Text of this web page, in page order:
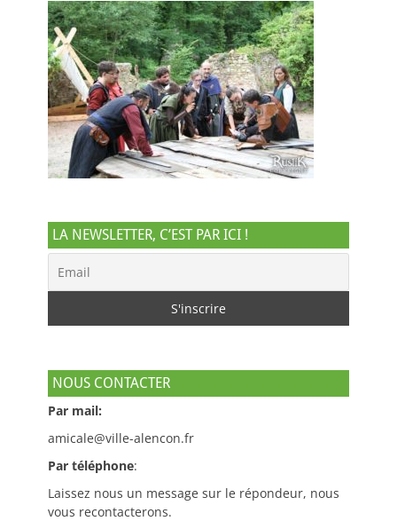
LA NEWSLETTER, C’EST PAR ICI !
NOUS CONTACTER
Par mail:
amicale@ville-alencon.fr
Par téléphone:
Laissez nous un message sur le répondeur, nous
vous recontacterons.